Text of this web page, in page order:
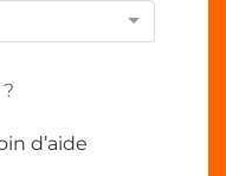
d’aide